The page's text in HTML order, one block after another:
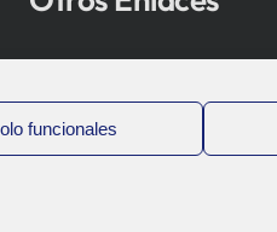
funcionales
Bioef
Gobierno Vasco